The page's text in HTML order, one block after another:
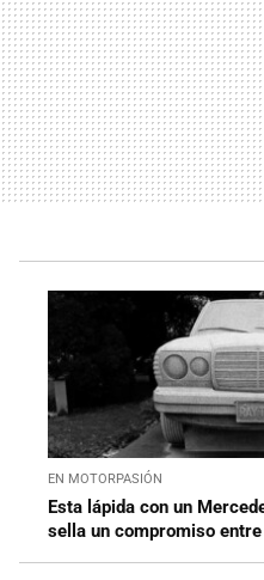
EN MOTORPASIÓN
Esta lápida con un
sella un compromiso